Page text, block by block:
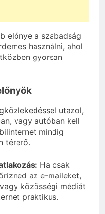
előnye a szabadság
használni, ahol
gyorsan
utazol,
vagy autóban kell
mindig
térerő.
Ha csak
az e-maileket,
közösségi médiát
praktikus.